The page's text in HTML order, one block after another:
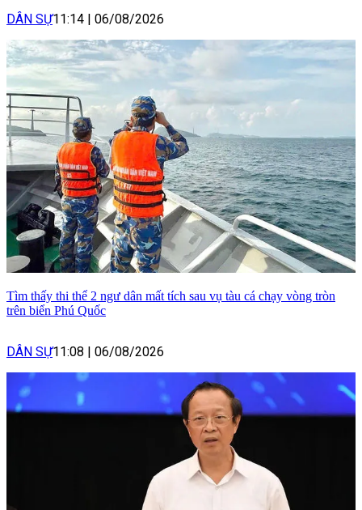
DÂN SỰ11:14 | 06/08/2026
Tìm thấy thi thể 2 ngư dân mất tích sau vụ tàu cá chạy vòng tròn
trên biển Phú Quốc
DÂN SỰ11:08 | 06/08/2026